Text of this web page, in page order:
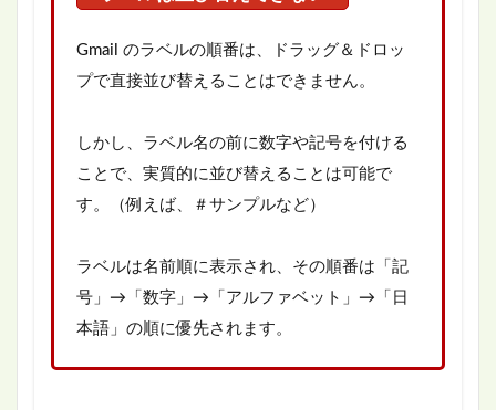
Gmail のラベルの順番は、ドラッグ＆ドロッ
プで直接並び替えることはできません。
しかし、ラベル名の前に数字や記号を付ける
ことで、実質的に並び替えることは可能で
す。（例えば、＃サンプルなど）
ラベルは名前順に表示され、その順番は「記
号」→「数字」→「アルファベット」→「日
本語」の順に優先されます。